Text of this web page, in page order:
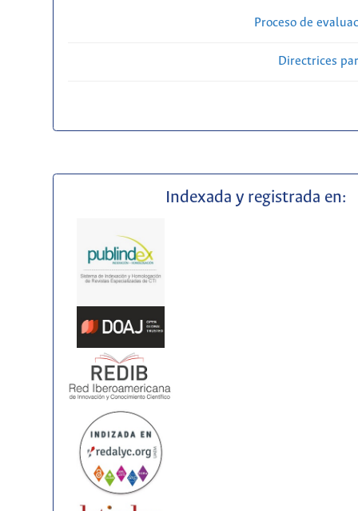
Proceso de
Directrices
Indexada y registrada en: